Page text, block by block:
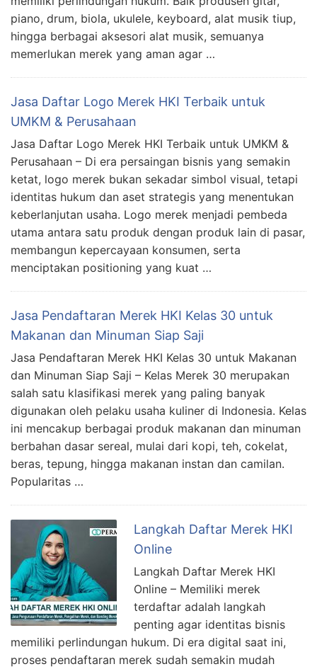
piano, drum, biola, ukulele, keyboard, alat musik tiup,
hingga berbagai aksesori alat musik, semuanya
memerlukan merek yang aman agar …
Jasa Daftar Logo Merek HKI Terbaik untuk
UMKM & Perusahaan
Jasa Daftar Logo Merek HKI Terbaik untuk UMKM &
Perusahaan – Di era persaingan bisnis yang semakin
ketat, logo merek bukan sekadar simbol visual, tetapi
identitas hukum dan aset strategis yang menentukan
keberlanjutan usaha. Logo merek menjadi pembeda
utama antara satu produk dengan produk lain di pasar,
membangun kepercayaan konsumen, serta
menciptakan positioning yang kuat …
Jasa Pendaftaran Merek HKI Kelas 30 untuk
Makanan dan Minuman Siap Saji
Jasa Pendaftaran Merek HKI Kelas 30 untuk Makanan
dan Minuman Siap Saji – Kelas Merek 30 merupakan
salah satu klasifikasi merek yang paling banyak
digunakan oleh pelaku usaha kuliner di Indonesia. Kelas
ini mencakup berbagai produk makanan dan minuman
berbahan dasar sereal, mulai dari kopi, teh, cokelat,
beras, tepung, hingga makanan instan dan camilan.
Popularitas …
Langkah Daftar Merek HKI
Online
Langkah Daftar Merek HKI
Online – Memiliki merek
terdaftar adalah langkah
penting agar identitas bisnis
memiliki perlindungan hukum. Di era digital saat ini,
proses pendaftaran merek sudah semakin mudah